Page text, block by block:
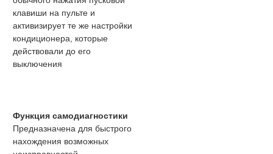
клавиши на пульте и
активизирует те же настройки
кондиционера, которые
действовали до его
выключения
Функция самодиагностики
Предназначена для быстрого
нахождения возможных